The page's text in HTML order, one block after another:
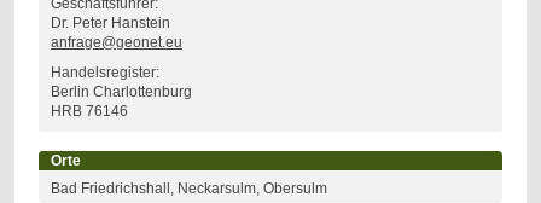
Geschäftsführer:
Dr. Peter Hanstein
anfrage@geonet.eu
Handelsregister:
Berlin Charlottenburg
HRB 76146
Orte
Bad Friedrichshall, Neckarsulm, Obersulm